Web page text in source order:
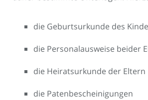
die Geburtsurkunde des
die Personalausweise beider
die Heiratsurkunde der Eltern
die Patenbescheinigungen